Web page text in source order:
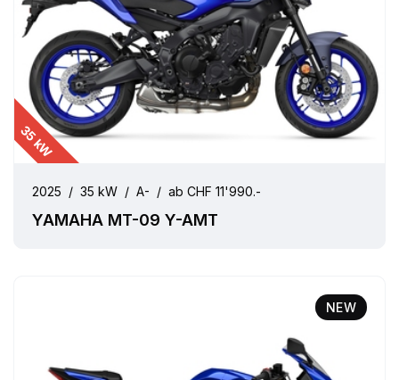
35 kW
2025 / 35 kW / A- / ab CHF 11'990.-
YAMAHA MT-09 Y-AMT
NEW